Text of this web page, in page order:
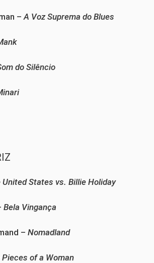
–A Voz Suprema do Blues
do Silêncio
United States vs. Billie Holiday
Bela Vingança
– Nomadland
Pieces of a Woman